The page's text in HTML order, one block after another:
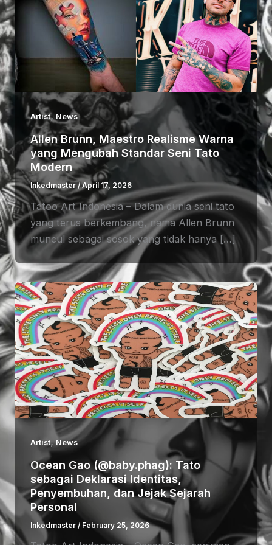
Artist, News
Allen Brunn, Maestro Realisme Warna
yang Mengubah Standar Seni Tato
Modern
Inkedmaster /April 17, 2026
Tatoo Art Indonesia – Dalam dunia seni tato
yang terus berkembang, nama Allen Brunn
muncul sebagai sosok yang tidak hanya […]
Artist,News
Ocean Gao (@baby.phag): Tato
sebagai Deklarasi Identitas,
Penyembuhan, dan Jejak Sejarah
Personal
Inkedmaster / February 25, 2026